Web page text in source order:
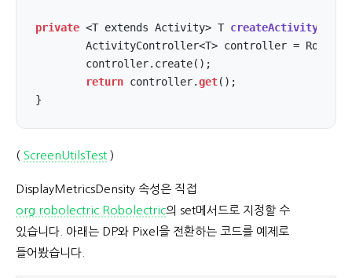
private <T extends Activity> T createActivity
ActivityController<T> controller =
        controller.create();
return controller.get();
}
( ScreenUtilsTest )
DisplayMetricsDensity 속성은 직접
org.robolectric.Robolectric의 set메서드로 지정할 수
있습니다. 아래는 DP와 Pixel을 전환하는 코드를 예제로
들어봤습니다.